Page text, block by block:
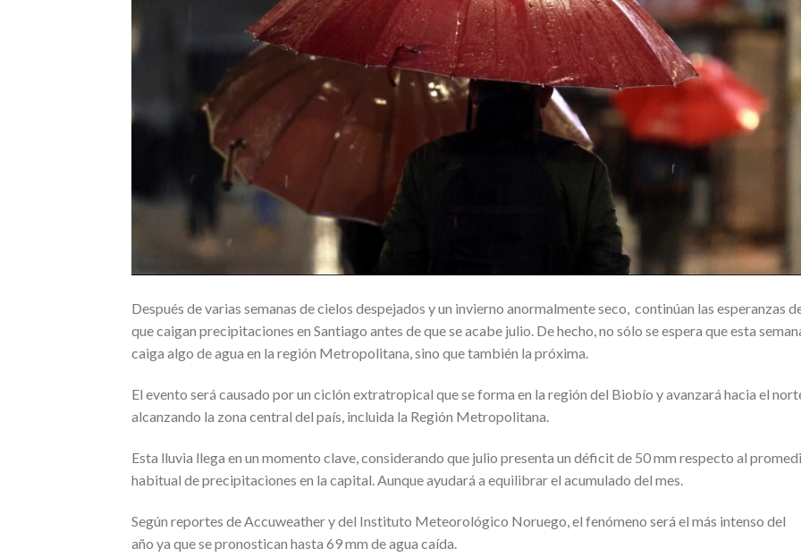
Después de varias semanas de cielos despejados y un invierno anormalmente seco, continúan las esperanzas
que caigan precipitaciones en Santiago antes de que se acabe julio. De hecho, no sólo se espera que esta
caiga algo de agua en la región Metropolitana, sino que también la próxima.
El evento será causado por un ciclón extratropical que se forma en la región del Biobío y avanzará hacia el
alcanzando la zona central del país, incluida la Región Metropolitana.
Esta lluvia llega en un momento clave, considerando que julio presenta un déficit de 50 mm respecto al
habitual de precipitaciones en la capital. Aunque ayudará a equilibrar el acumulado del mes.
Según reportes de Accuweather y del Instituto Meteorológico Noruego, el fenómeno será el más intenso del
año ya que se pronostican hasta 69 mm de agua caída.